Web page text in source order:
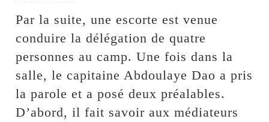
Par la suite, une escorte est venue
conduire la délégation de quatre
personnes au camp. Une fois dans la
salle, le capitaine Abdoulaye Dao a pris
la parole et a posé deux préalables.
D’abord, il fait savoir aux médiateurs